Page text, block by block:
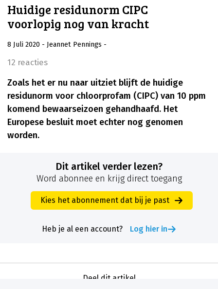
Huidige residunorm CIPC
voorlopig nog van kracht
8 Juli 2020 - Jeannet Pennings -
12 reacties
Zoals het er nu naar uitziet blijft de huidige
residunorm voor chloorprofam (CIPC) van 10 ppm
komend bewaarseizoen gehandhaafd. Het
Europese besluit moet echter nog genomen
worden.
Dit artikel verder lezen?
Word abonnee en krijg direct toegang
Kies het abonnement dat bij je past
Heb je al een account? Log hier in
Deel dit artikel